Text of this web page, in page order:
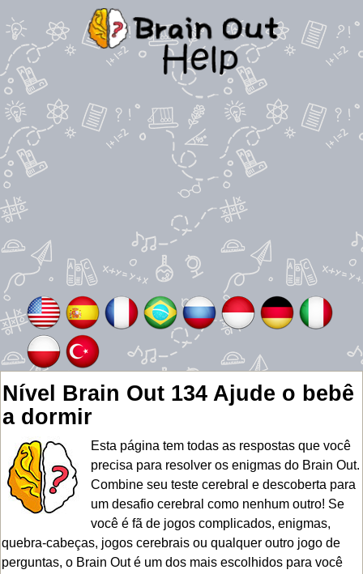
Nível Brain Out 134 Ajude o bebê
a dormir
Esta página tem todas as respostas que você
precisa para resolver os enigmas do Brain Out.
Combine seu teste cerebral e descoberta para
um desafio cerebral como nenhum outro! Se
você é fã de jogos complicados, enigmas,
quebra-cabeças, jogos cerebrais ou qualquer outro jogo de
perguntas, o Brain Out é um dos mais escolhidos para você